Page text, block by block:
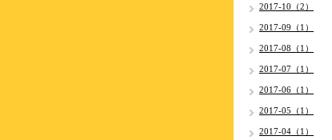
2017-10（2）
2017-09（1）
2017-08（1）
2017-07（1）
2017-06（1）
2017-05（1）
2017-04（1）